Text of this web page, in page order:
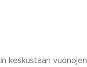
keskustaan